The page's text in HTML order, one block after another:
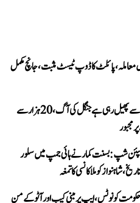
معاملہ، پائلٹ کا ڈوپ ٹیسٹ مثبت، جانچ مکمل
مغربی کناڈا میں تیزی سے پھیل رہی ہے جنگل کی آگ، 20 ہزار سے
مجبور
چمپئن شپ: بسنت کمار نے ہائی جمپ میں سلور
شاہنواز کو ملا کانسی کا تمغہ
حکومت کو نوٹس، ایپ پر مبنی کیب اور آٹو کے من